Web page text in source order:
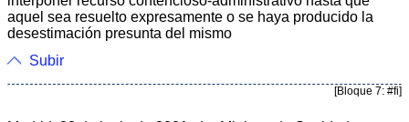
aquel sea resuelto expresamente o se haya producido la
desestimación presunta del mismo
Subir
[Bloque 7: #fi]